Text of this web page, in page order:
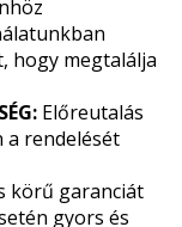
hogy megtalálja
Előreutalás
a rendelését
körű garanciát
gyors és